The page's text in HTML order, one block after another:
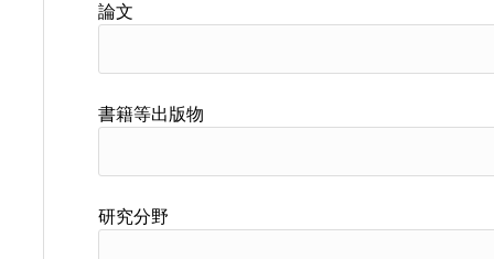
論文
書籍等出版物
研究分野